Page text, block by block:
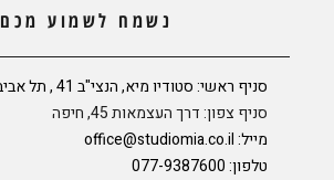
נשמח לשמוע מכם
סניף ראשי: סטודיו מיא, הנצי"ב 41 , תל אביב יפו
סניף צפון: דרך העצמאות 45, חיפה
מייל:office@studiomia.co.il
טלפון:077-9387600